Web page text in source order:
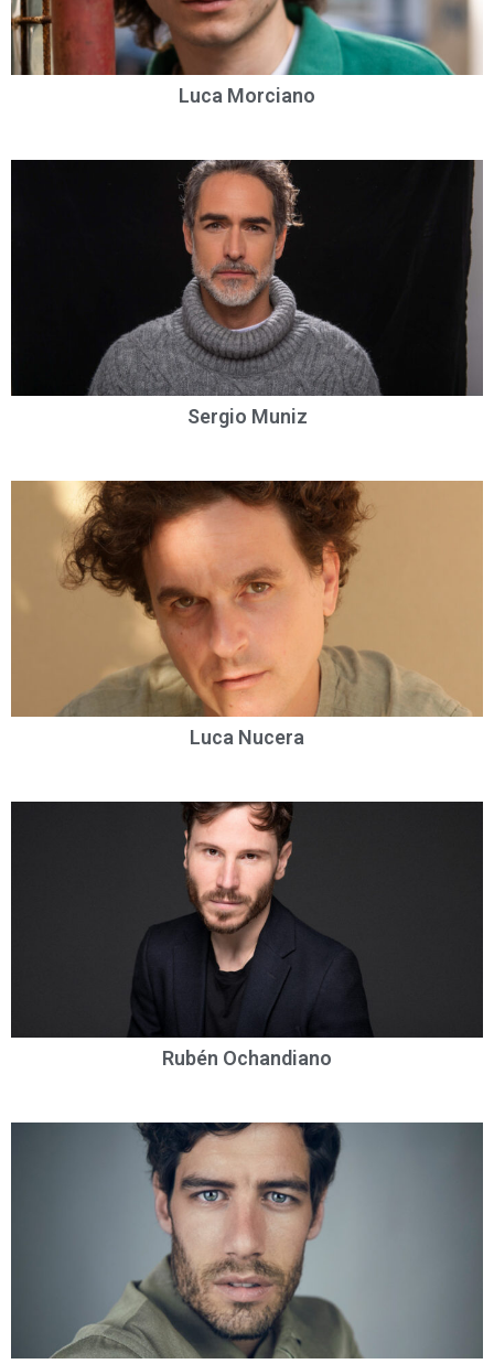
Luca Morciano
Sergio Muniz
Luca Nucera
Rubén Ochandiano